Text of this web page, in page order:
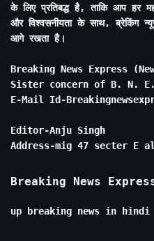
के लिए प्रतिबद्ध है, ताकि आप हर
और विश्वसनीयता के साथ, ब्रेकिंग
आगे रखता है।
Breaking News Express
Sister concern of B. N.
E-Mail Id-
Editor-Anju Singh
Address-mig 47 secter E
Breaking News
up breaking news in hindi